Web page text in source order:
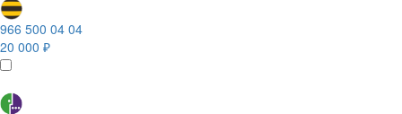
966 500 04 04
20 000 ₽